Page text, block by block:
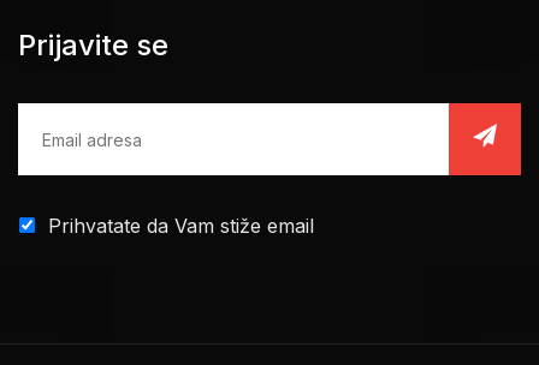
Prijavite se
Prihvatate da Vam stiže email